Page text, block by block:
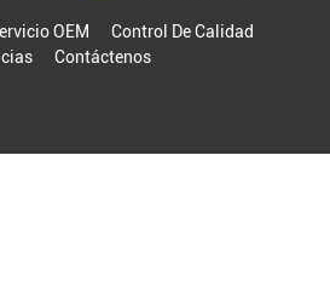
OEM
Control De Calidad
Contáctenos